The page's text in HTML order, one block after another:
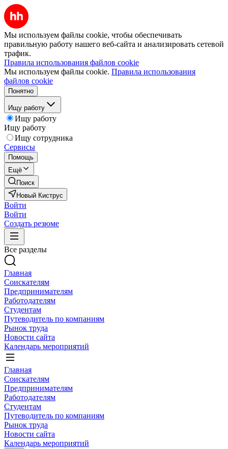
Мы используем файлы cookie, чтобы обеспечивать
правильную работу нашего веб-сайта и анализировать сетевой
трафик.
Правила использования файлов cookie
Мы используем файлы cookie. Правила использования
файлов cookie
Понятно
Ищу работу
Ищу работу
Ищу работу
Ищу сотрудника
Сервисы
Помощь
Ещё
Поиск
Новый Киструс
Войти
Войти
Создать резюме
Все разделы
Главная
Соискателям
Предпринимателям
Работодателям
Студентам
Путеводитель по компаниям
Рынок труда
Новости сайта
Календарь мероприятий
Главная
Соискателям
Предпринимателям
Работодателям
Студентам
Путеводитель по компаниям
Рынок труда
Новости сайта
Календарь мероприятий